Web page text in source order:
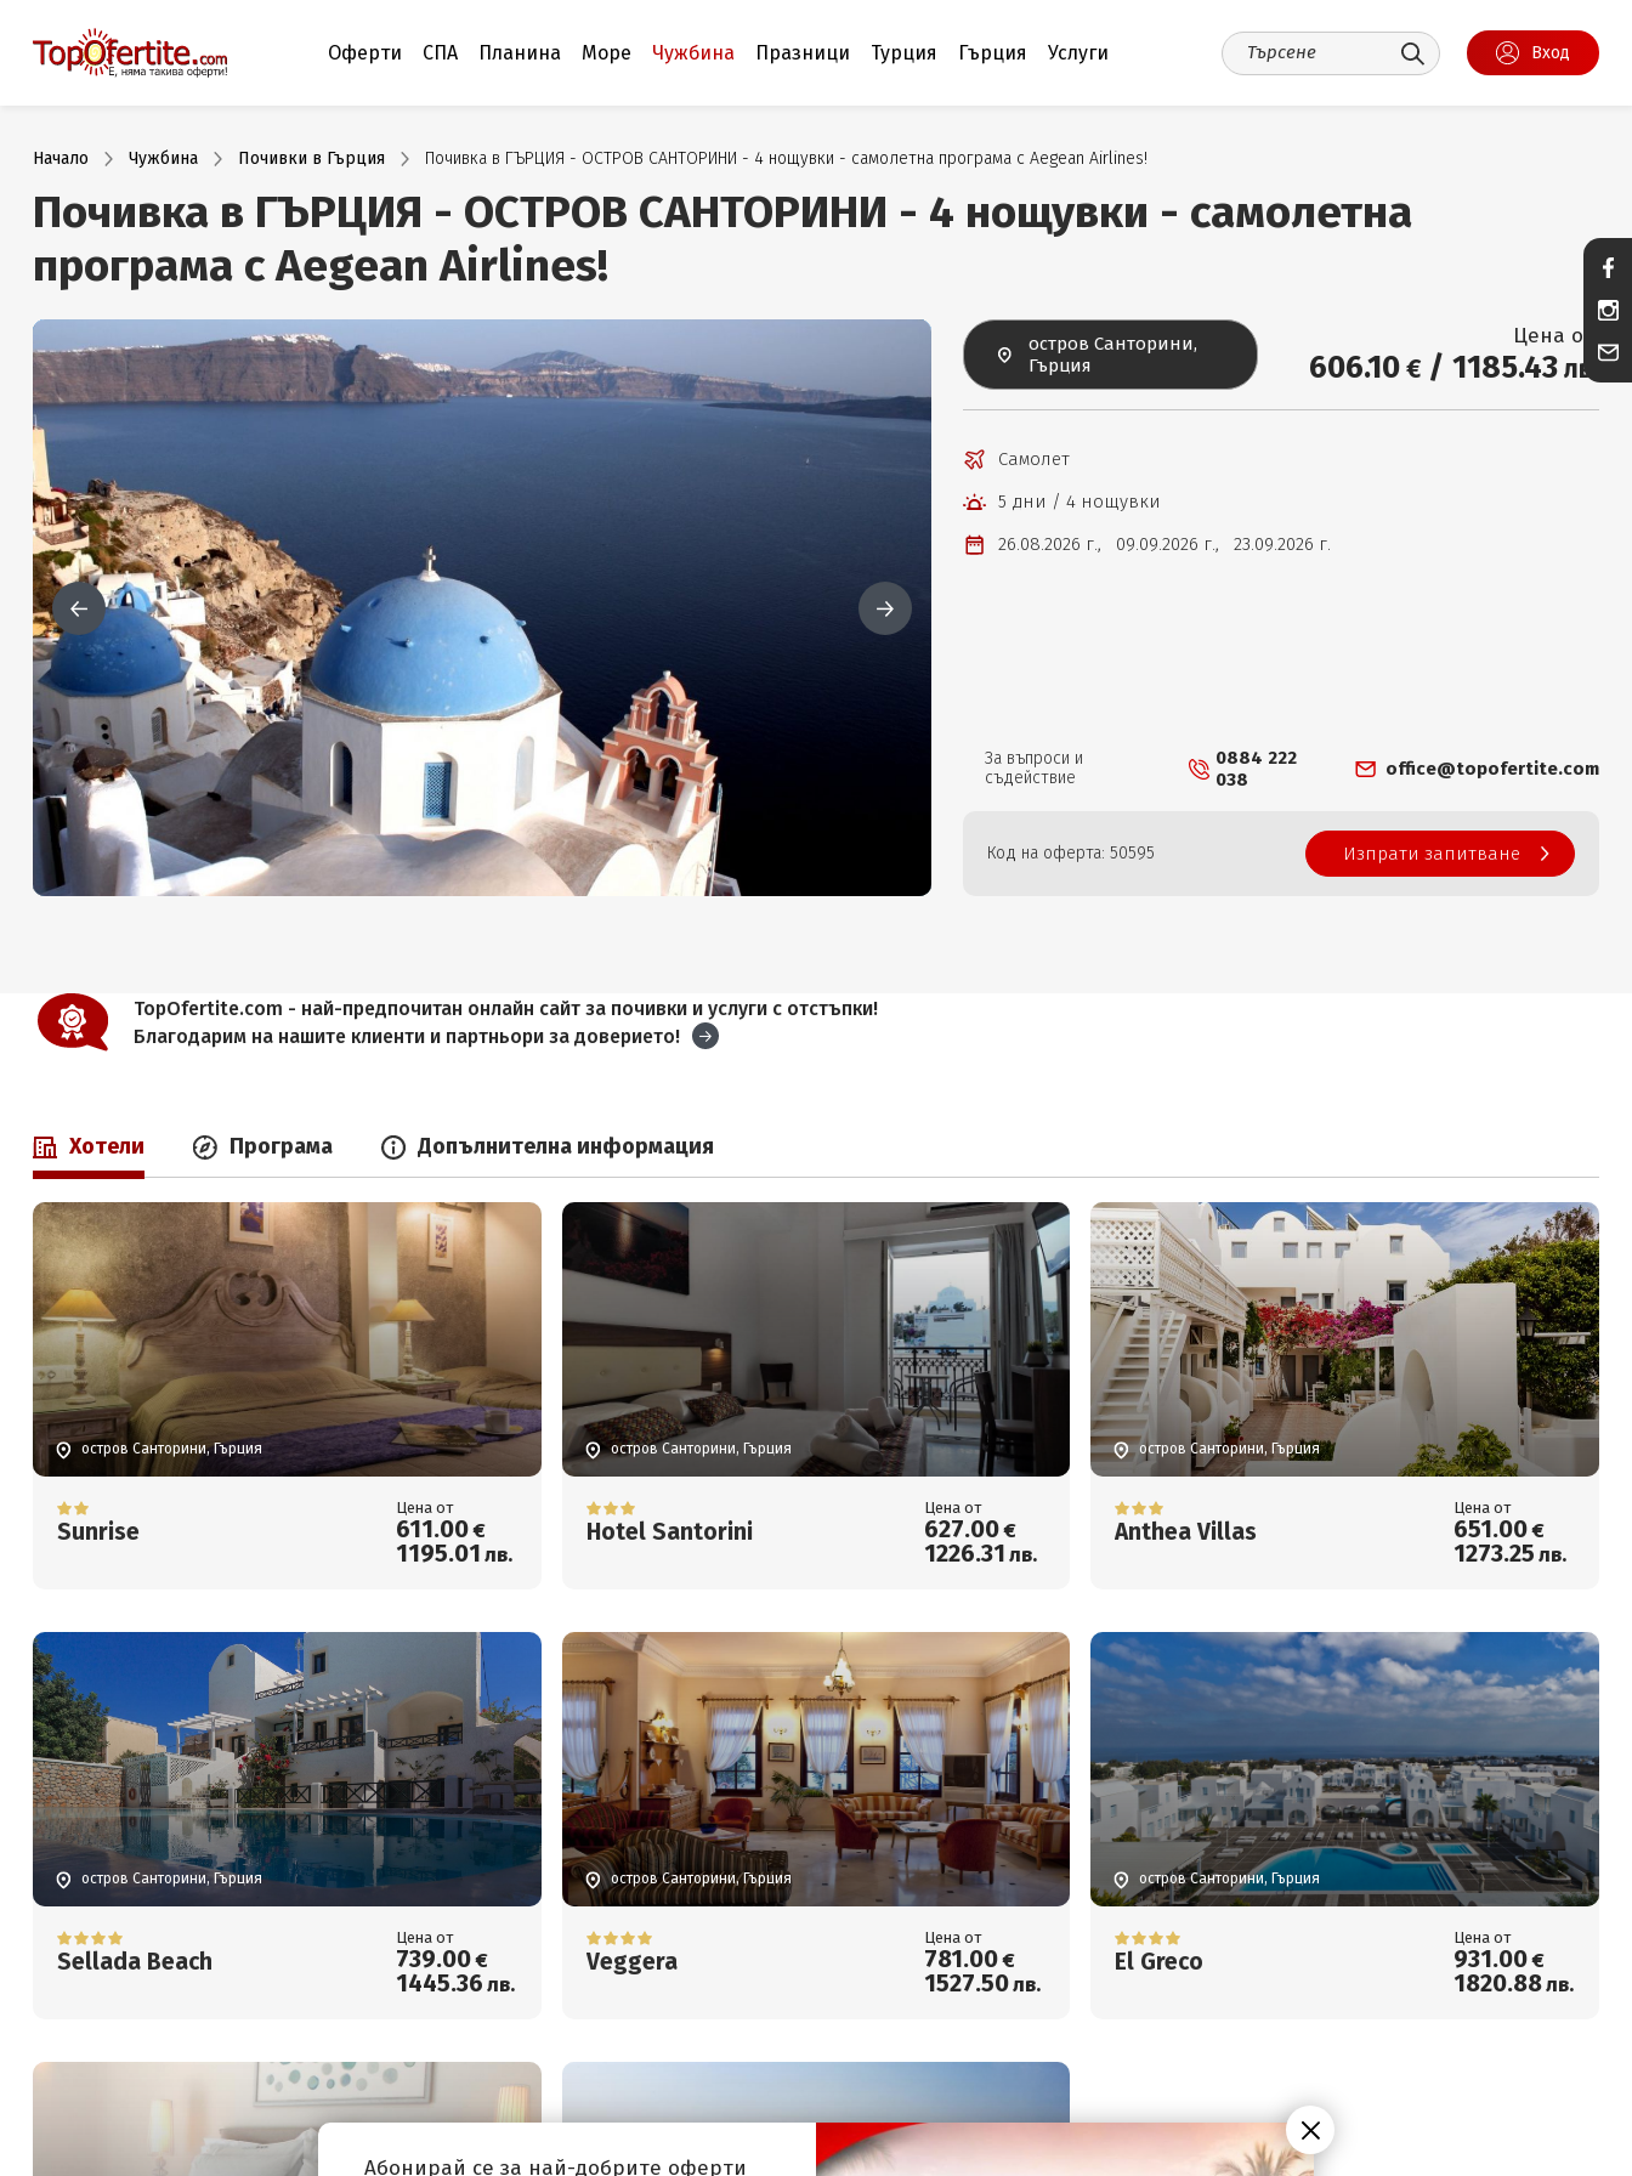
Оферти СПА Планина Море Чужбина Празници Турция Гърция Услуги Вход
Начало Чужбина Почивки в Гърция Почивка в ГЪРЦИЯ - ОСТРОВ САНТОРИНИ - 4 нощувки - самолетна програма с Aegean Airlines!
Почивка в ГЪРЦИЯ - ОСТРОВ САНТОРИНИ - 4 нощувки - самолетна
програма с Aegean Airlines!
остров Санторини,
Гърция
Цена от:
606.10€ / 1185.43лв.
Самолет
5 дни / 4 нощувки
26.08.2026 г., 09.09.2026 г.,23.09.2026 г.
За въпроси и
съдействие
0884 222
038
office@topofertite.com
Код на оферта: 50595 Изпрати запитване
TopOfertite.com - най-предпочитан онлайн сайт за почивки и услуги с отстъпки!
Благодарим на нашите клиенти и партньори за доверието!
Хотели Програма Допълнителна информация
остров Санторини, Гърция
Sunrise
Цена от
611.00€
1195.01лв.
остров Санторини, Гърция
Hotel Santorini
Цена от
627.00€
1226.31 лв.
остров Санторини, Гърция
Anthea Villas
Цена от
651.00€
1273.25лв.
остров Санторини, Гърция
Sellada Beach
Цена от
739.00€
1445.36лв.
остров Санторини, Гърция
Veggera
Цена от
781.00€
1527.50лв.
остров Санторини, Гърция
El Greco
Цена от
931.00€
1820.88лв.
Абонирай се за най-добрите оферти